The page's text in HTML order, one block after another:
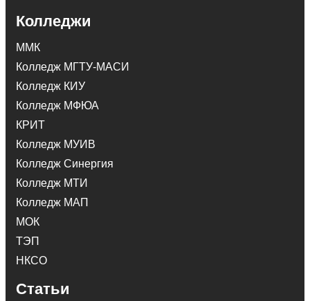
Колледжи
ММК
Колледж МГТУ-МАСИ
Колледж КИУ
Колледж МФЮА
КРИТ
Колледж МУИВ
Колледж Синергия
Колледж МТИ
Колледж МАП
МОК
ТЭП
НКСО
Статьи